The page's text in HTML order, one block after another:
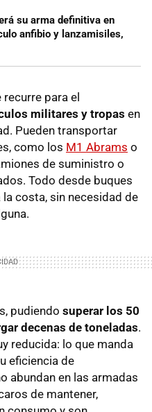
su arma definitiva en
anfibio y lanzamisiles,
para el
militares y tropas en
Pueden transportar
como los M1 Abrams o
de suministro o
Todo desde buques
costa, sin necesidad de
pudiendo superar los 50
decenas de toneladas.
reducida: lo que manda
eficiencia de
abundan en las armadas
de mantener,